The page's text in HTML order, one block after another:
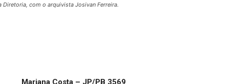
com o arquivista Josivan Ferreira.
Mariana Costa – JP/PB 3569